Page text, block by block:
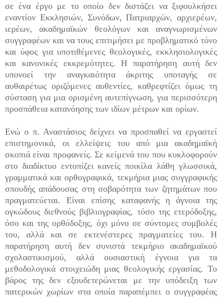
σε ένα έργο με το οποίο δεν διστάζει να ξιφουλκήσει
εναντίον Εκκλησιών, Συνόδων, Πατριαρχών, αρχιερέων,
ιερέων, ακαδημαϊκών θεολόγων και αναγνωρισμένων
συγγραφέων και να τους επιτιμήσει με προβληματικό τόνο
και ύφος για υποτιθέμενες θεολογικές, εκκλησιολογικές
και κανονικές εκκρεμότητες. Η παρατήρηση αυτή δεν
υπονοεί την αναγκαιότητα άκριτης υποταγής σε
αυθαιρέτως οριζόμενες αυθεντίες, καθρεφτίζει όμως τη
σύσταση για μια ορισμένη αυτεπίγνωση, για περισσότερη
προσπάθεια κατανόησης των ιδίων μέτρων και ορίων.
Ενώ ο π. Αναστάσιος δείχνει να προσπαθεί να εργαστεί
επιστημονικά, οι ελλείψεις του από μια ακαδημαϊκή
σκοπιά είναι προφανείς. Σε κείμενά του που κυκλοφορούν
στο διαδίκτυο εντοπίζει κανείς ποικίλα λάθη γλωσσικά,
γραμματικά και ορθογραφικά, τεκμήρια μιας συγγραφικής
σπουδής απάδουσας στη σοβαρότητα των ζητημάτων που
πραγματεύεται. Είναι επίσης καταφανής η άγνοια της
ογκώδους διεθνούς βιβλιογραφίας, τόσο της ετερόδοξης,
όσο και της ορθόδοξης, όχι μόνο σε σύντομες συμβολές
του, αλλά και σε εκτενέστερες πραγματείες του. Η
παρατήρηση αυτή δεν συνιστά τεκμήριο ακαδημαϊκού
σχολαστικισμού, αλλά ουσιαστική έγνοια για τα
μεθοδολογικά στοιχειώδη μιας θεολογικής εργασίας. Το
βάρος της δεν εξουδετερώνεται με την υπόδειξη των
πατερικών χωρίων στα οποία παραπέμπει ο συγγραφέας